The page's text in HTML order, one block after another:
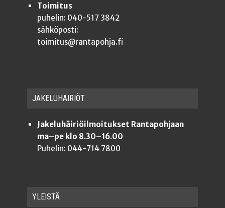
Toimitus
puhelin: 040-517 3842
sähköposti:
toimitus@rantapohja.fi
JAKE­LU­HÄI­RIÖT
Jakeluhäiriöilmoitukset Rantapohjaan
ma–pe klo 8.30–16.00
Puhelin: 044-714 7800
YLEISTÄ